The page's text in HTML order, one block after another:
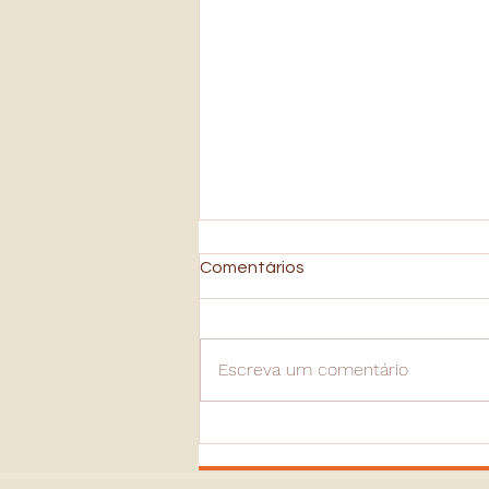
Comentários
Escreva um comentário